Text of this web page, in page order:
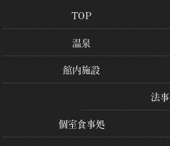
TOP
温泉
館内施設
法事
個室食事処